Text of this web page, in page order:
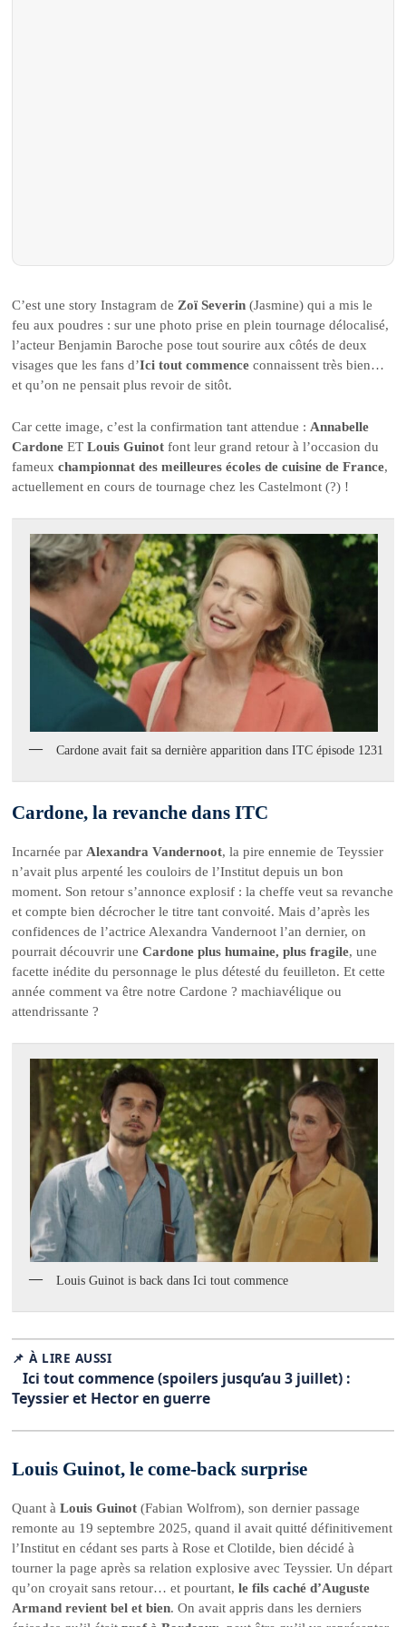
C’est une story Instagram de Zoï Severin (Jasmine) qui a mis le
feu aux poudres : sur une photo prise en plein tournage délocalisé,
l’acteur Benjamin Baroche pose tout sourire aux côtés de deux
visages que les fans d’Ici tout commence connaissent très bien…
et qu’on ne pensait plus revoir de sitôt.
Car cette image, c’est la confirmation tant attendue :Annabelle
Cardone ETLouis Guinot font leur grand retour à l’occasion du
fameuxchampionnat des meilleures écoles de cuisine de France,
actuellement en cours de tournage chez les Castelmont (?) !
Cardone avait fait sa dernière apparition dans ITC épisode 1231
Cardone, la revanche dans ITC
Incarnée par Alexandra Vandernoot, la pire ennemie de Teyssier
n’avait plus arpenté les couloirs de l’Institut depuis un bon
moment. Son retour s’annonce explosif : la cheffe veut sa revanche
et compte bien décrocher le titre tant convoité. Mais d’après les
confidences de l’actrice Alexandra Vandernoot l’an dernier, on
pourrait découvrir uneCardone plus humaine, plus fragile, une
facette inédite du personnage le plus détesté du feuilleton. Et cette
année comment va être notre Cardone ? machiavélique ou
attendrissante ?
Louis Guinot is back dans Ici tout commence
📌 À LIRE AUSSI
Ici tout commence (spoilers jusqu’au 3 juillet) :
Teyssier et Hector en guerre
Louis Guinot, le come-back surprise
Quant àLouis Guinot (Fabian Wolfrom), son dernier passage
remonte au 19 septembre 2025, quand il avait quitté définitivement
l’Institut en cédant ses parts à Rose et Clotilde, bien décidé à
tourner la page après sa relation explosive avec Teyssier. Un départ
qu’on croyait sans retour… et pourtant, le fils caché d’Auguste
Armand revient bel et bien. On avait appris dans les derniers